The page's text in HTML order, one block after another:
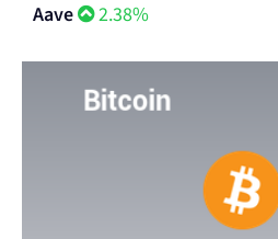
Aave 2.38%